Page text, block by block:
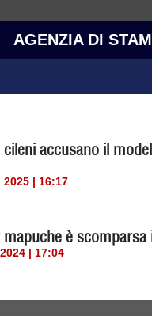
AGENZIA DI
accusano il
| 16:17
mapuche è
| 17:04